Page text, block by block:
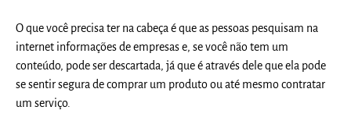
O que você precisa ter na cabeça é que as pessoas pesquisam na
internet informações de empresase, se você não tem um
conteúdo, pode ser descartada, já que é através dele que ela pode
se sentir segura de comprar um produto ou até mesmo contratar
um serviço.